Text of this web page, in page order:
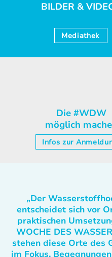
BILDER &
Mediathek
Die #WDW
möglich
Infos zur
„Der
entscheidet sich vor
praktischen
WOCHE DES
stehen diese Orte des
im Fokus.